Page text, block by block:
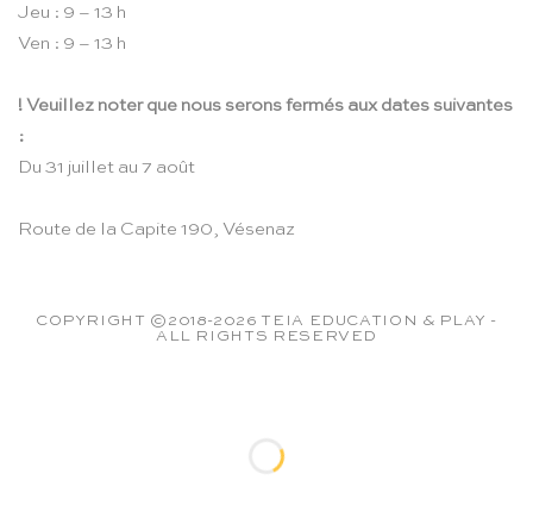
Jeu : 9 – 13 h
Ven : 9 – 13 h
! Veuillez noter que nous serons fermés aux dates suivantes
:
Du 31 juillet au 7 août
Route de la Capite 190, Vésenaz
COPYRIGHT ©2018-2026 TEIA EDUCATION & PLAY -
ALL RIGHTS RESERVED